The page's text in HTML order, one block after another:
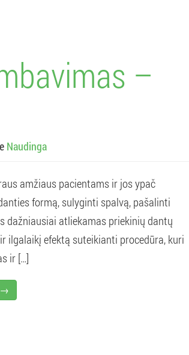
–
Naudinga
amžiaus pacientams ir jos ypač
formą, sulyginti spalvą, pašalinti
dažniausiai atliekamas priekinių dantų
ilgalaikį efektą suteikianti procedūra, kuri
ir […]
→